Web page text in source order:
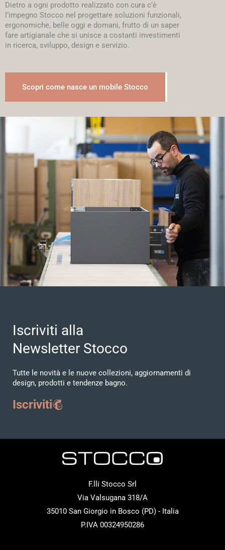
Dietro a ogni prodotto realizzato con cura c’è
l’impegno Stocco nel progettare soluzioni funzionali,
ergonomiche, belle oggi e domani, frutto di un saper
fare artigianale che si unisce a costanti investimenti
in ricerca, sviluppo, design e servizio.
Scopri come nasce un mobile Stocco
Iscriviti alla
Newsletter Stocco
Tutte le novità e le nuove collezioni, aggiornamenti di
design, prodotti e tendenze bagno.
Iscriviti
F.lli Stocco Srl
Via Valsugana 318/A
35010 San Giorgio in Bosco (PD) - Italia
P.IVA 00324950286